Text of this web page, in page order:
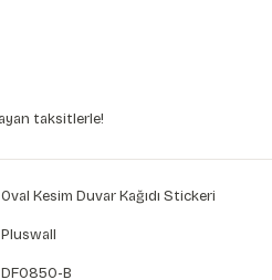
taksitlerle!
Oval Kesim Duvar Kağıdı Stickeri
Pluswall
DF0850-B